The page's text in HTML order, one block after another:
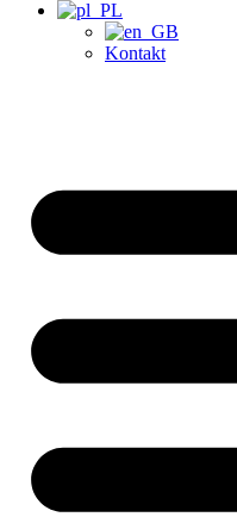
Kontakt